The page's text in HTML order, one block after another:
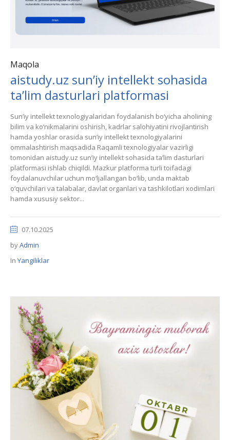
Maqola
aistudy.uz sun’iy intellekt sohasida
ta’lim dasturlari platformasi
Sun’iy intellekt texnologiyalaridan foydalanish bo‘yicha aholining
bilim va ko‘nikmalarini oshirish, kadrlar salohiyatini rivojlantirish
hamda yoshlar orasida sun’iy intellekt texnologiyalarini
ommalashtirish maqsadida Raqamli texnologiyalar vazirligi
tomonidan aistudy.uz sun’iy intellekt sohasida ta’lim dasturlari
platformasi ishlab chiqildi. Mazkur platforma turli toifadagi
foydalanuvchilar uchun mo‘ljallangan bo‘lib, unda maktab
o‘quvchilari va talabalar, davlat organlari va tashkilotlari xodimlari
hamda xususiy sektor...
07.10.2025
byAdmin
In Yangiliklar